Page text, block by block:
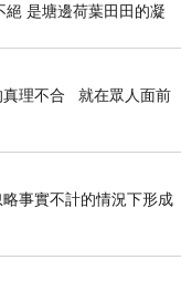
是塘邊荷葉田田的凝
樣紅
理不合 就在眾人面前
事實不計的情況下形成